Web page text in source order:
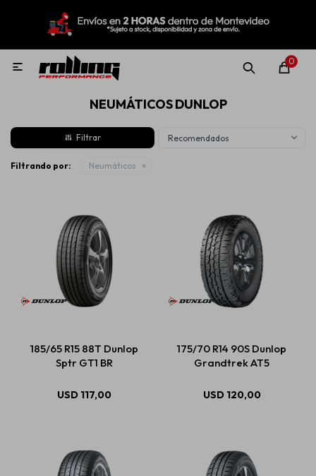
0

NEUMÁTICOS DUNLOP
Recomendados
Filtrando por: Neumáticos
185/65 R15 88T Dunlop
Sptr GT1 BR
USD 117,00
175/70 R14 90S Dunlop
Grandtrek AT5
USD 120,00
MI CUENTA
Nuevo! Rolling Repuestos
Llantas
Lubricantes
Aditivos
Estética automotriz
Baterías